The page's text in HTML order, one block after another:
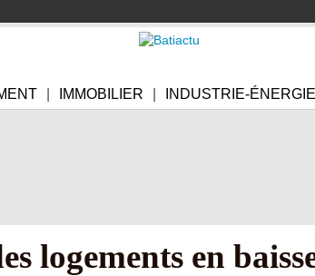
IMMOBILIER INDUSTRIE-ÉNERGIE
logements en